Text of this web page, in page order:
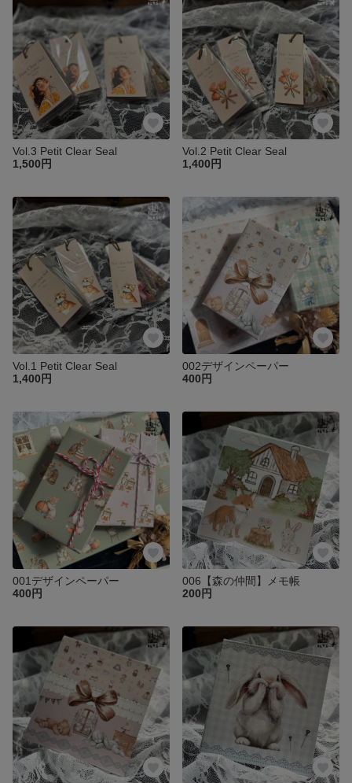
Vol.3 Petit Clear Seal
1,500円
Vol.2 Petit Clear Seal
1,400円
Vol.1 Petit Clear Seal
1,400円
002デザインペーパー
400円
001デザインペーパー
400円
006【森の仲間】メモ帳
200円